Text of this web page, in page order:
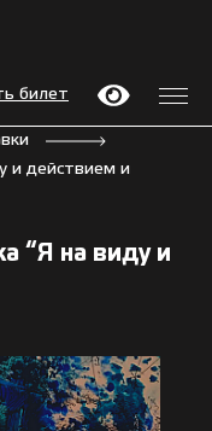
билет
и действием и
“Я на виду и